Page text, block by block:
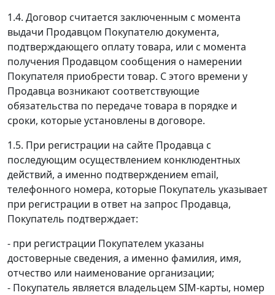
1.4. Договор считается заключенным с момента
выдачи Продавцом Покупателю документа,
подтверждающего оплату товара, или с момента
получения Продавцом сообщения о намерении
Покупателя приобрести товар. С этого времени у
Продавца возникают соответствующие
обязательства по передаче товара в порядке и
сроки, которые установлены в договоре.
1.5. При регистрации на сайте Продавца с
последующим осуществлением конклюдентных
действий, а именно подтверждением email,
телефонного номера, которые Покупатель указывает
при регистрации в ответ на запрос Продавца,
Покупатель подтверждает:
- при регистрации Покупателем указаны
достоверные сведения, а именно фамилия, имя,
отчество или наименование организации;
- Покупатель является владельцем SIM-карты, номер